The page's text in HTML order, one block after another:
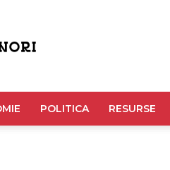
POLITICA RESURSE